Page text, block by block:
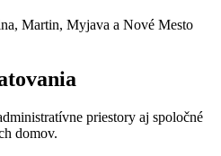
Martin, Myjava a Nové Mesto
priestory aj spoločné
domov.